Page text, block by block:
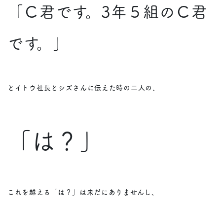
「Ｃ君です。3年５組のＣ君
です。」
とイトウ社長とシズさんに伝えた時の二人の、
「は？」
これを越える「は？」は未だにありませんし、